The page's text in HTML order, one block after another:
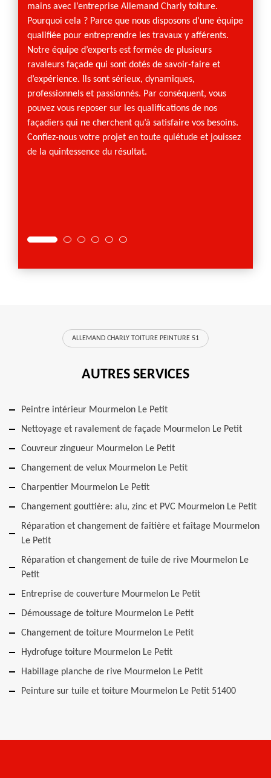
mains avec l’entreprise Allemand Charly toiture.
Pourquoi cela ? Parce que nous disposons d’une équipe
qualifiée pour entreprendre les travaux y afférents.
Notre équipe d’experts est formée de plusieurs
ravaleurs façade qui sont dotés de savoir-faire et
d’expérience. Ils sont sérieux, dynamiques,
professionnels et passionnés. Par conséquent, vous
pouvez vous reposer sur les qualifications de nos
façadiers qui ne cherchent qu’à satisfaire vos besoins.
Confiez-nous votre projet en toute quiétude et jouissez
de la quintessence du résultat.
ALLEMAND CHARLY TOITURE PEINTURE 51
AUTRES SERVICES
Peintre intérieur Mourmelon Le Petit
Nettoyage et ravalement de façade Mourmelon Le Petit
Couvreur zingueur Mourmelon Le Petit
Changement de velux Mourmelon Le Petit
Charpentier Mourmelon Le Petit
Changement gouttière: alu, zinc et PVC Mourmelon Le Petit
Réparation et changement de faîtière et faîtage Mourmelon
Le Petit
Réparation et changement de tuile de rive Mourmelon Le
Petit
Entreprise de couverture Mourmelon Le Petit
Démoussage de toiture Mourmelon Le Petit
Changement de toiture Mourmelon Le Petit
Hydrofuge toiture Mourmelon Le Petit
Habillage planche de rive Mourmelon Le Petit
Peinture sur tuile et toiture Mourmelon Le Petit 51400